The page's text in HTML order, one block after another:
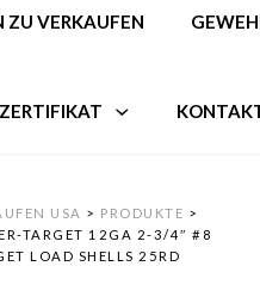
ZU VERKAUFEN
USA > PRODUKTE >
TARGET 12GA 2-3/4″ #8
LOAD SHELLS 25RD